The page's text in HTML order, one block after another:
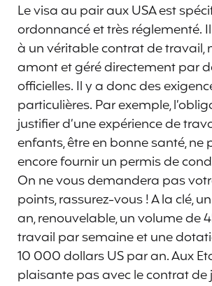
Le visa au pair aux USA est
ordonnancé et très réglementé.
à un véritable contrat de travail,
amont et géré directement par
officielles. Il y a donc des
particulières. Par exemple,
justifier d’une expérience de
enfants, être en bonne santé, ne
encore fournir un permis de
On ne vous demandera pas
points, rassurez-vous ! A la clé,
an, renouvelable, un volume de
travail par semaine et une
10 000 dollars US par an. Aux
plaisante pas avec le contrat de